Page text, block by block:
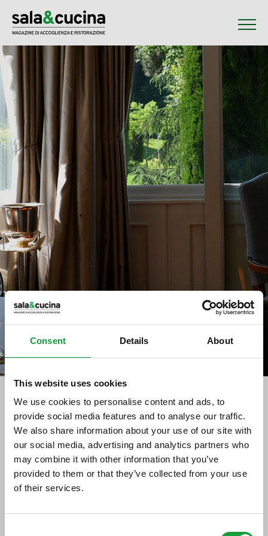
Consent Details About
This website uses cookies
We use cookies to personalise content and ads, to
provide social media features and to analyse our traffic.
We also share information about your use of our site with
our social media, advertising and analytics partners who
may combine it with other information that you’ve
provided to them or that they’ve collected from your use
of their services.
MILK.IT: il Convegno nazionale
sul mondo del latte
22/10/2016
ISCRIVITI ALLA NEWSLETTER